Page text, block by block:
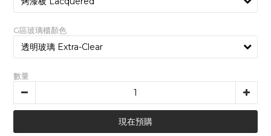
G區玻璃櫃顏色
數量
現在預購